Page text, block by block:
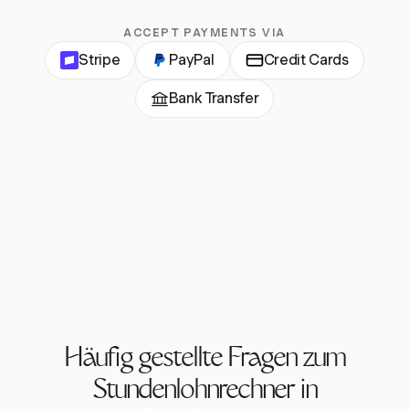
ACCEPT PAYMENTS VIA
Stripe PayPal Credit Cards
Bank Transfer
Häufig gestellte Fragen zum
Stundenlohnrechner in